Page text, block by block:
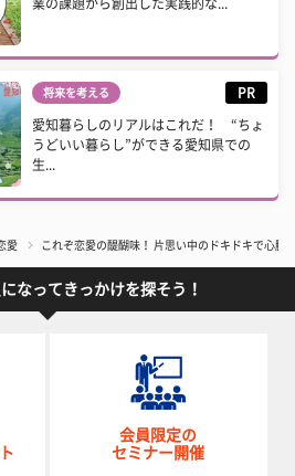
業の課題から創出した実践的な...
将来を考える PR
愛知暮らしのリアルはこれだ！ “ちょ
うどいい暮らし”ができる愛知県での
生...
愛 これぞ恋愛の醍醐味！ 片思い中のドキドキで心臓
なってきっかけを探そう！
会員限定の
セミナー開催